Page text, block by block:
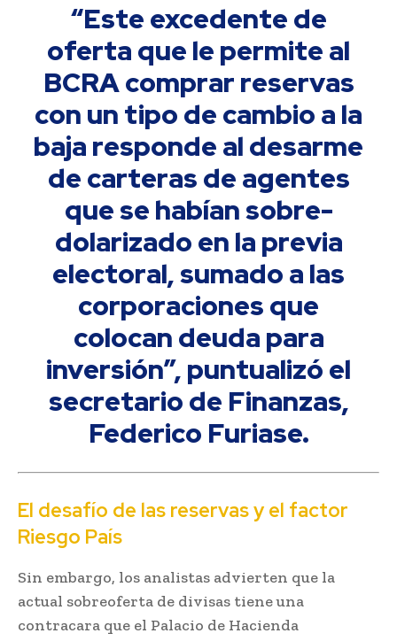
“Este excedente de
oferta que le permite al
BCRA comprar reservas
con un tipo de cambio a la
baja responde al desarme
de carteras de agentes
que se habían sobre-
dolarizado en la previa
electoral, sumado a las
corporaciones que
colocan deuda para
inversión”, puntualizó el
secretario de Finanzas,
Federico Furiase.
El desafío de las reservas y el factor
Riesgo País
Sin embargo, los analistas advierten que la
actual sobreoferta de divisas tiene una
contracara que el Palacio de Hacienda